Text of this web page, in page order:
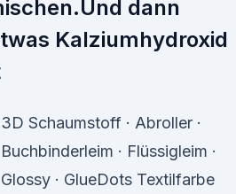
dann
Kalziumhydroxid
3D Schaumstoff · Abroller ·
Buchbinderleim · Flüssigleim ·
Glossy · GlueDots Textilfarbe